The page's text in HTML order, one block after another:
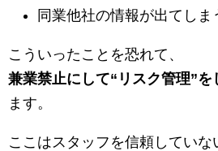
同業他社の情報が出てしま
こういったことを恐れて、
兼業禁止にして“リスク管理”を
ます。
ここはスタッフを信頼していな